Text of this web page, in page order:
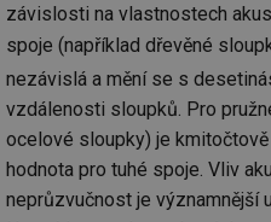
závislosti na vlastnostech
spoje (například dřevěné
nezávislá a mění se s
vzdálenosti sloupků. Pro
ocelové sloupky) je
hodnota pro tuhé spoje. Vliv
neprůzvučnost je významnější
Název
g_state
g_csrf_token